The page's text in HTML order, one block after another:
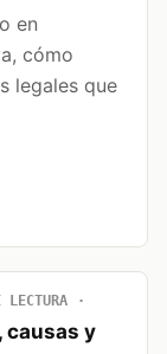
en
cómo
legales que
causas y